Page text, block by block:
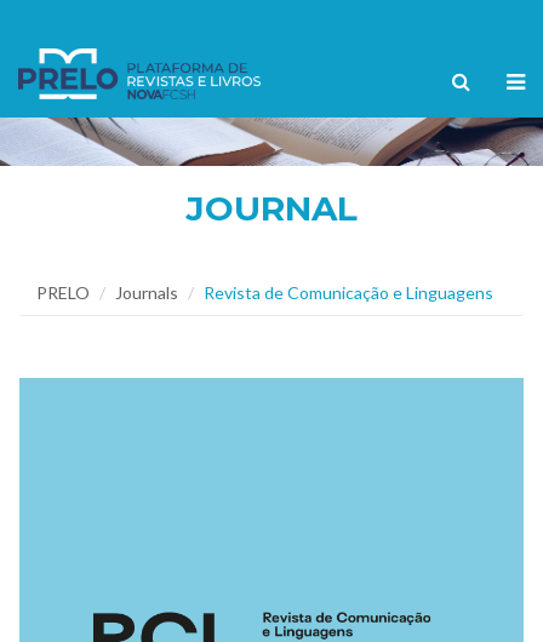
JOURNAL
PRELO Journals Revista de Comunicação e Linguagens